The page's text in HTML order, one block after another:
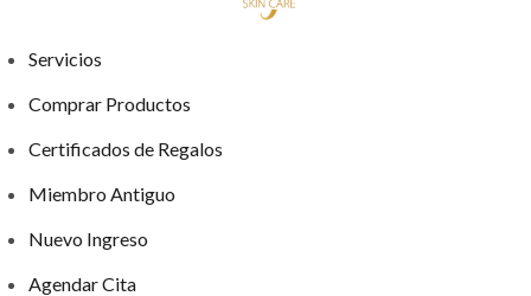
Servicios
Comprar Productos
Certificados de Regalos
Miembro Antiguo
Nuevo Ingreso
Agendar Cita